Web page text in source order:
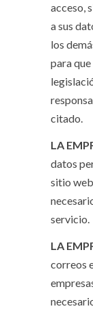
acceso,
a sus
los
para
citado.
LA
datos
sitio
servicio.
LA
correos